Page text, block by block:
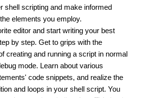
shell scripting and make informed
elements you employ.
editor and start writing your best
by step. Get to grips with the
creating and running a script in normal
mode. Learn about various
code snippets, and realize the
and loops in your shell script. You